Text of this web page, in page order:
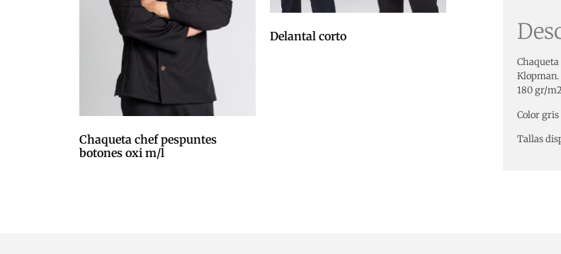
Chaqueta chef pespuntes
botones oxi m/l
Delantal corto
180 gr/
Color gris
Tallas